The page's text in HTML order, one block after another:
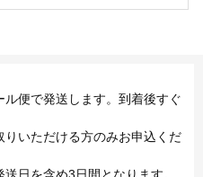
便で発送します。到着後すぐ
いただける方のみお申込くだ